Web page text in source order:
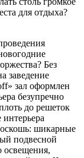
для отдыха?
Без
заведение
зал оформлен
безупречно
до решеток
шикарные
подвесной
освещения,